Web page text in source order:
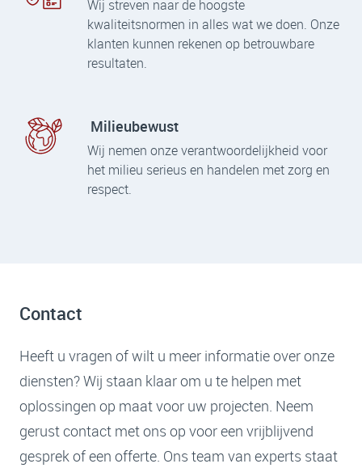
Wij streven naar de hoogste
kwaliteitsnormen in alles wat we doen. Onze
klanten kunnen rekenen op betrouwbare
resultaten.
Milieubewust
Wij nemen onze verantwoordelijkheid voor
het milieu serieus en handelen met zorg en
respect.
Contact
Heeft u vragen of wilt u meer informatie over onze
diensten? Wij staan klaar om u te helpen met
oplossingen op maat voor uw projecten. Neem
gerust contact met ons op voor een vrijblijvend
gesprek of een offerte. Ons team van experts staat